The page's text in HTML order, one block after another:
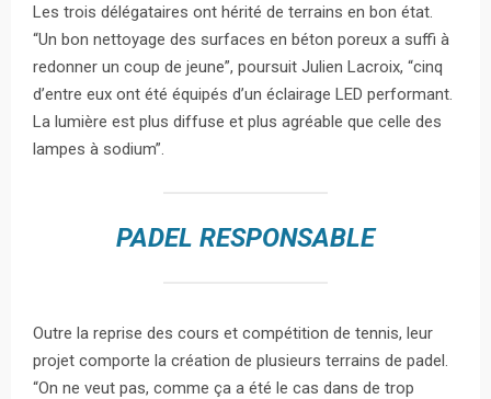
Les trois délégataires ont hérité de terrains en bon état.
“Un bon nettoyage des surfaces en béton poreux a suffi à
redonner un coup de jeune”, poursuit Julien Lacroix, “cinq
d’entre eux ont été équipés d’un éclairage LED performant.
La lumière est plus diffuse et plus agréable que celle des
lampes à sodium”.
PADEL RESPONSABLE
Outre la reprise des cours et compétition de tennis, leur
projet comporte la création de plusieurs terrains de padel.
“On ne veut pas, comme ça a été le cas dans de trop